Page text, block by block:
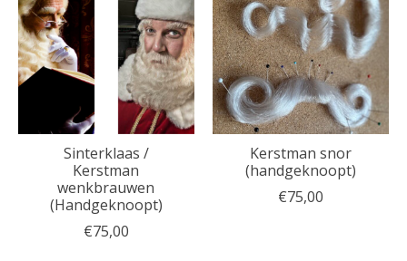
Sinterklaas /
Kerstman
wenkbrauwen
(Handgeknoopt)
€75,00
Kerstman snor
(handgeknoopt)
€75,00